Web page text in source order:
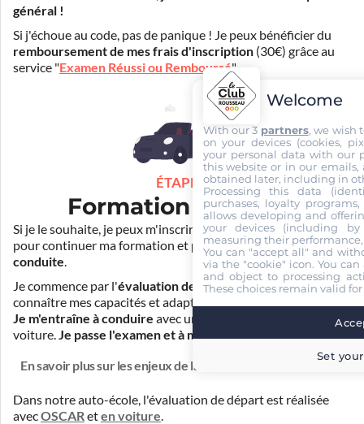
général !
Si j'échoue au code, pas de panique ! Je peux bénéficier du
remboursement de mes frais d'inscription (30€) grâce au
service "Examen Réussi ou Remboursé".
ÉTAPE 3
Formation pratique
Si je le souhaite, je peux m'inscrire auprès de mon auto-école
pour continuer ma formation et prendre des cours de
conduite.
Je commence par l'évaluation de départpour mieux
connaître mes capacités et adapter la durée de ma formation.
Je m'entraîne à conduire avec un simulateur et/ou en
voiture.Je passe l'examen et à moi la liberté !
En savoir plus sur les enjeux de la formation
Dans notre auto-école, l'évaluation de départ est réalisée
avecOSCAReten voiture.
Welcome
With our 3 partners, we wish
on your devices (cookies,
your personal data with our
this website or in our emails,
obtained later, including in
Processing this data
purchases, loyalty
allows developing and
your devices (including
measuring their
You can "accept all" and
via the "cookie" icon. You
and object to processing
These choices remain valid
Set